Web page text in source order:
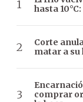
hasta
Corte
matar a
comprar